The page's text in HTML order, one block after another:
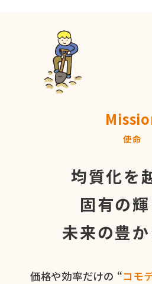
使命
均質化を
固有の
未来の豊か
価格や​効率だけの​ “コモ